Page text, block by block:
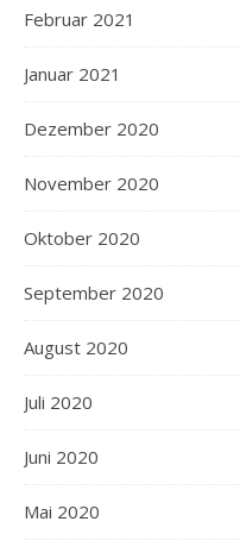
Februar 2021
Januar 2021
Dezember 2020
November 2020
Oktober 2020
September 2020
August 2020
Juli 2020
Juni 2020
Mai 2020